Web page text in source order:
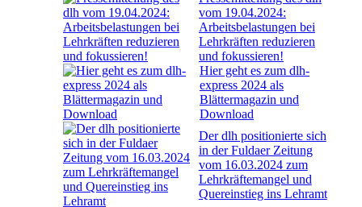
vom 19.04.2024:
Arbeitsbelastungen bei
Lehrkräften reduzieren
und fokussieren!
Hier geht es zum dlh-
express 2024 als
Blättermagazin und
Download
Der dlh positionierte sich
in der Fuldaer Zeitung
vom 16.03.2024 zum
Lehrkräftemangel und
Quereinstieg ins Lehramt